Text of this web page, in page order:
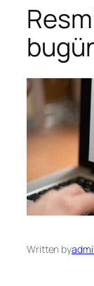
Written by